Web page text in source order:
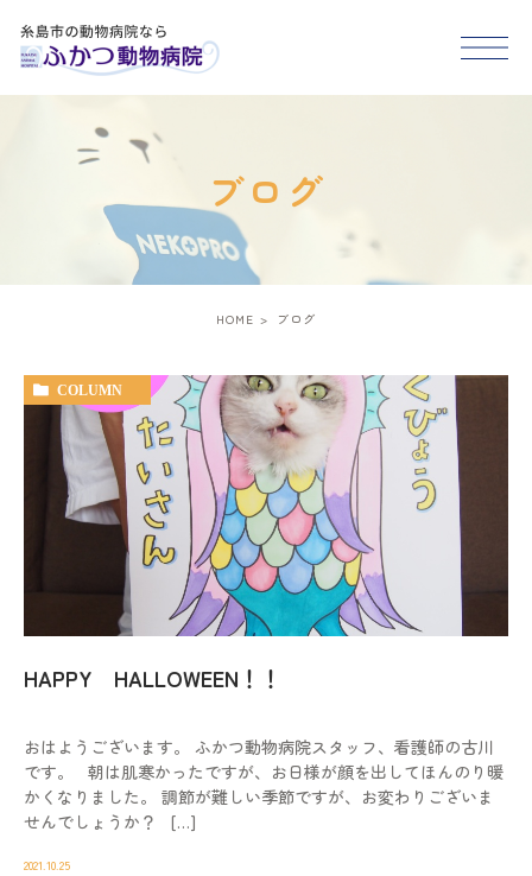
HOME
医院紹介
スタッフ紹介
アクセス
糸島市･福岡市西区で
動物病院をお探しの際は
お気軽にお問い合わせ
ください。
9:00-12:00/15:00-19:00｜木曜休診
092-321-2565
ブログ
HOME ブログ
COLUMN
HAPPY HALLOWEEN！！
おはようございます。 ふかつ動物病院スタッフ、看護師の古川
です。 朝は肌寒かったですが、お日様が顔を出してほんのり暖
かくなりました。 調節が難しい季節ですが、お変わりございま
せんでしょうか？ […]
2021.10.25